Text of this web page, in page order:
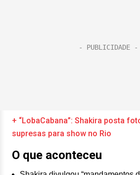
+ “LobaCabana”: Shakira posta
supresas para show no Rio
O que aconteceu